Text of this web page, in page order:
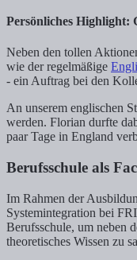
Persönliches
Neben den tollen
wie der regelmäßige
- ein Auftrag bei den
An unserem englischen
werden. Florian durfte
paar Tage in England
Berufsschule als
Im Rahmen der
Systemintegration bei
Berufsschule, um neben
theoretisches Wissen zu